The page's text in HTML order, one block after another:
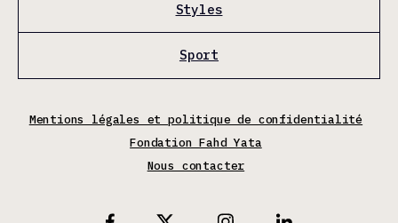
Styles
Sport
Mentions légales et politique de confidentialité
Fondation Fahd Yata
Nous contacter